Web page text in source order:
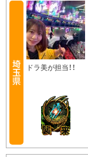
ドラ美が担当！！